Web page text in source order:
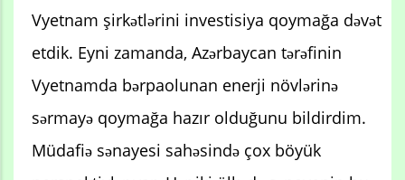
Vyetnam şirkətlərini investisiya qoymağa dəvət
etdik. Eyni zamanda, Azərbaycan tərəfinin
Vyetnamda bərpaolunan enerji növlərinə
sərmayə qoymağa hazır olduğunu bildirdim.
Müdafiə sənayesi sahəsində çox böyük